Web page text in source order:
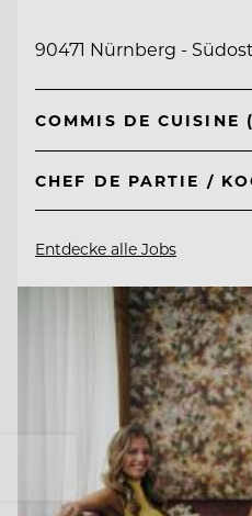
90471 Nürnberg -
COMMIS DE CUISINE
CHEF DE PARTIE /
Entdecke alle Jobs